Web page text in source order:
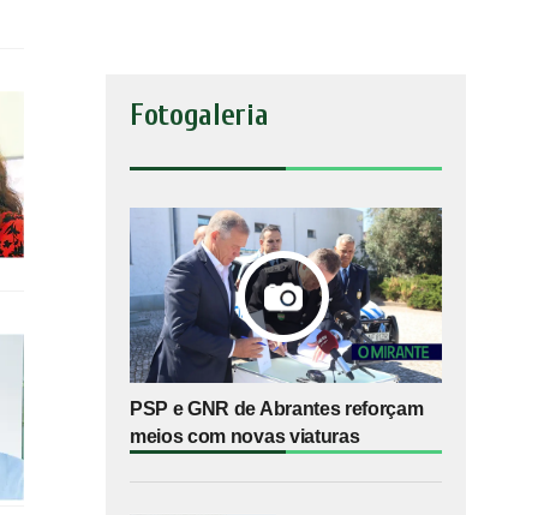
Fotogaleria
PSP e GNR de Abrantes reforçam
meios com novas viaturas